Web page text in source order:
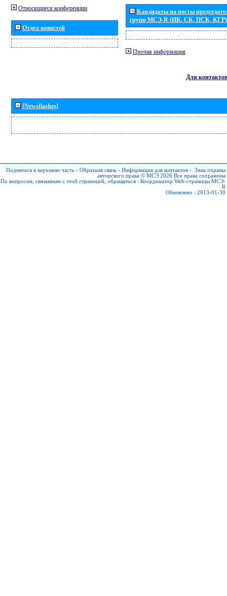
Относящиеся конференции
Отдел новостей
Кандидаты на посты
групп МСЭ-R (ИК, СК, ПСК, КГР)
Прочая информация
Для контактов
[Newsflashes]
Подняться в верхнюю часть - Обратная связь - Информация для контактов - Знак охраны
авторского права © МСЭ 2026 Все права сохранены
По вопросам, связанным с этой страницей, обращаться : Координатор Web-страницы МСЭ-
R
Обновлено : 2013-01-30